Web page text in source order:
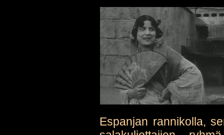
Espanjan rannikolla,